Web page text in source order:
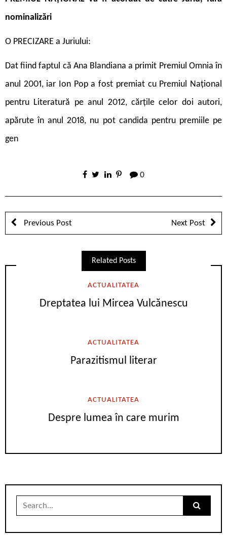
nominalizări
O PRECIZARE a Juriului:
Dat fiind faptul că Ana Blandiana a primit Premiul Omnia în
anul 2001, iar Ion Pop a fost premiat cu Premiul Național
pentru Literatură pe anul 2012, cărțile celor doi autori,
apărute în anul 2018, nu pot candida pentru premiile pe
gen
0
Previous Post Next Post
Related Posts
ACTUALITATEA
Dreptatea lui Mircea Vulcănescu
ACTUALITATEA
Parazitismul literar
ACTUALITATEA
Despre lumea în care murim
Search